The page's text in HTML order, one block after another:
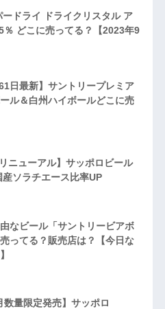
ードライ ドライクリスタル ア
％ どこに売ってる？【2023年9
日最新】サントリープレミア
ル＆白州ハイボールどこに売
ニューアル】サッポロビール
産ソラチエース比率UP
なビール「サントリービアボ
ってる？販売店は？【今日な
数量限定発売】サッポロ